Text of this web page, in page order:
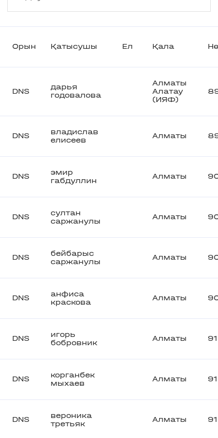
Орын Қатысушы Ел Қала
DNS
дарья
годовалова
Алматы
Алатау
(ИЯФ)
DNS
владислав
елисеев
Алматы
DNS
эмир
габдуллин
Алматы
DNS
султан
саржанулы
Алматы
DNS
бейбарыс
саржанулы
Алматы
DNS
анфиса
краскова
Алматы
DNS
игорь
бобровник
Алматы
DNS
корганбек
мыхаев
Алматы
DNS
вероника
третьяк
Алматы